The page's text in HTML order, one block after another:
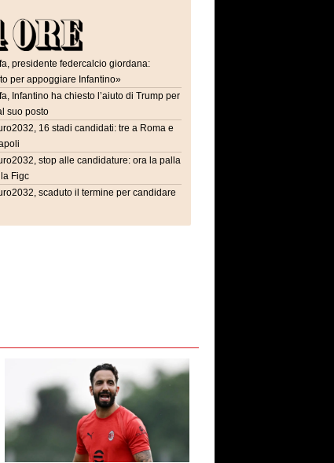
presidente federcalcio giordana:
per appoggiare Infantino»
Infantino ha chiesto l’aiuto di Trump per
suo posto
16 stadi candidati: tre a Roma e
stop alle candidature: ora la palla
Figc
scaduto il termine per candidare